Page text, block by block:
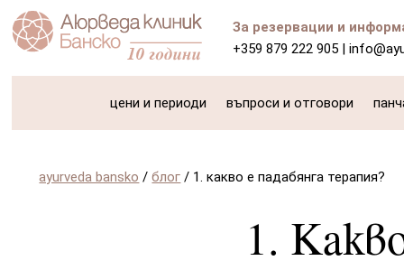
За резервации и
+359 879 222 905 |
цени и периоди въпроси и отговори
ayurveda bansko /блог / 1. какво е падабянга терапия?
1.